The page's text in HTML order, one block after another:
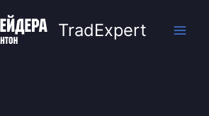
TradExpert